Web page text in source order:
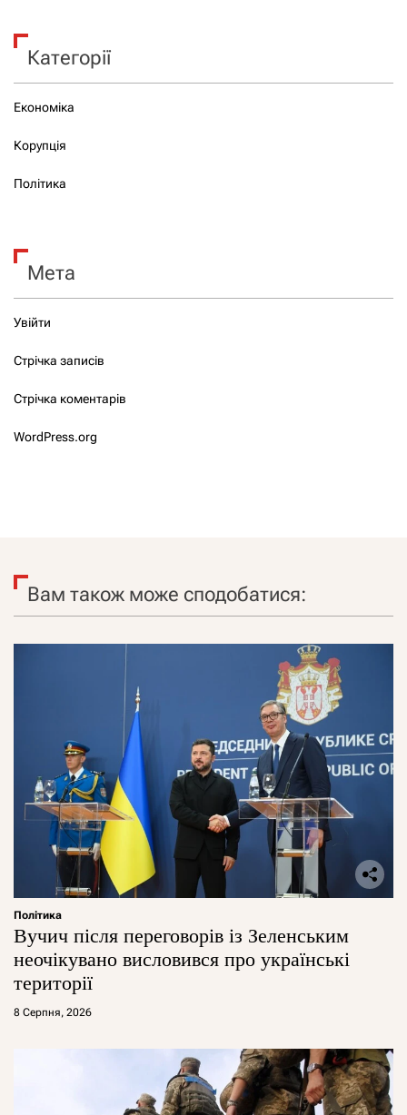
Категорії
Економіка
Корупція
Політика
Мета
Увійти
Стрічка записів
Стрічка коментарів
WordPress.org
Вам також може сподобатися:
Політика
Вучич після переговорів із Зеленським
неочікувано висловився про українські
території
8 Серпня, 2026